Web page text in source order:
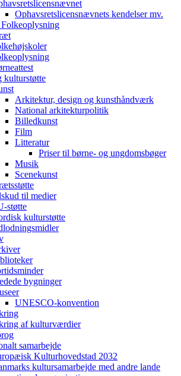
Ophavsretslicensnævnets kendelser mv.
kulturstøtte
Arkitektur, design og kunsthåndværk
National arkitekturpolitik
Billedkunst
Film
Litteratur
Priser til børne- og ungdomsbøger
Musik
Scenekunst
til medier
støtte
kulturstøtte
bygninger
UNESCO-konvention
af kulturværdier
samarbejde
Kulturhovedstad 2032
kultursamarbejde med andre lande